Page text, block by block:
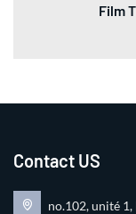
Film
Contact US
no.102, unité